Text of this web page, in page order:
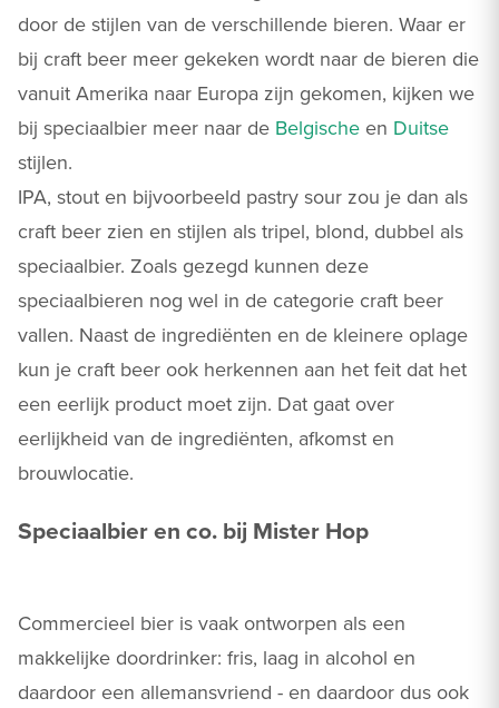
door de stijlen van de verschillende bieren. Waar er
bij craft beer meer gekeken wordt naar de bieren die
vanuit Amerika naar Europa zijn gekomen, kijken we
bij speciaalbier meer naar de Belgische en Duitse
stijlen.
IPA, stout en bijvoorbeeld pastry sour zou je dan als
craft beer zien en stijlen als tripel, blond, dubbel als
speciaalbier. Zoals gezegd kunnen deze
speciaalbieren nog wel in de categorie craft beer
vallen. Naast de ingrediënten en de kleinere oplage
kun je craft beer ook herkennen aan het feit dat het
een eerlijk product moet zijn. Dat gaat over
eerlijkheid van de ingrediënten, afkomst en
brouwlocatie.
Speciaalbier en co. bij Mister Hop
Commercieel bier is vaak ontworpen als een
makkelijke doordrinker: fris, laag in alcohol en
daardoor een allemansvriend - en daardoor dus ook